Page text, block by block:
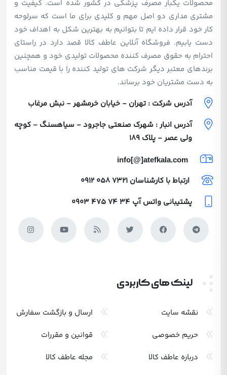
محصولات یکبار مصرف پزشکی در کشور شده است. کیفیت و
مشتری مداری دو اصل مهم و کلیدی برای ما است که سرلوحه
کار خود قرار داده ایم تا بتوانیم به بهترین شکل به اهداف خود
دست یابیم. فروشگاه آنلاین عاطف کالا قصد دارد در راستای
احترام به حقوق مصرف کننده محصولات تولیدی خود و همچنین
برندهای معتبر دیگر شرکت های تولید کننده را با قیمت مناسب
به دست مشتریان خود برساند.
آدرس شرکت : تهران - خیابان خرمشهر - نبش مرغاب
آدرس انبار : شهرک صنعتی جاجرود - سیاهسنگ - کوچه
ولی عصر - پلاک 189
info[@]atefkala.com
ارتباط با کارشناسان 0912 058 7321
پشتیبانی واتس آپ 0903 475 74 34
لینک های کاربردی
نقشه سایت
ارسال و بازگشت سفارش
حریم خصوصی
قوانین و مقررات
درباره عاطف کالا
مجله عاطف کالا